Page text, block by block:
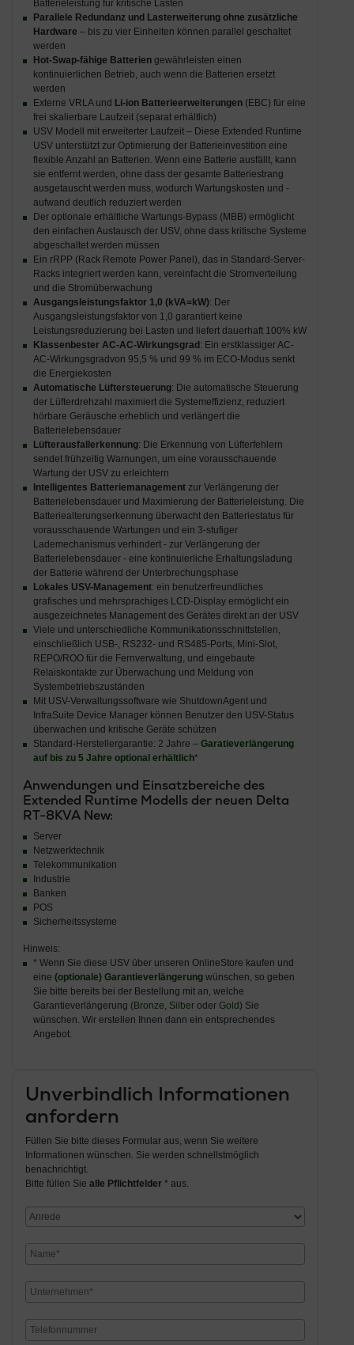
Batterieleistung für kritische Lasten
Parallele Redundanz und Lasterweiterung ohne zusätzliche
Hardware – bis zu vier Einheiten können parallel geschaltet
werden
Hot-Swap-fähige Batteriengewährleisten einen
kontinuierlichen Betrieb, auch wenn die Batterien ersetzt
werden
Externe VRLA und Li-ion Batterieerweiterungen(EBC) für eine
frei skalierbare Laufzeit (separat erhältlich)
USV Modell mit erweiterter Laufzeit – Diese Extended Runtime
USV unterstützt zur Optimierung der Batterieinvestition eine
flexible Anzahl an Batterien. Wenn eine Batterie ausfällt, kann
sie entfernt werden, ohne dass der gesamte Batteriestrang
ausgetauscht werden muss, wodurch Wartungskosten und -
aufwand deutlich reduziert werden
Der optionale erhältliche Wartungs-Bypass (MBB) ermöglicht
den einfachen Austausch der USV, ohne dass kritische Systeme
abgeschaltet werden müssen
Ein rRPP (Rack Remote Power Panel), das in Standard-Server-
Racks integriert werden kann, vereinfacht die Stromverteilung
und die Stromüberwachung
Ausgangsleistungsfaktor 1,0 (kVA=kW): Der
Ausgangsleistungsfaktor von 1,0 garantiert keine
Leistungsreduzierung bei Lasten und liefert dauerhaft 100% kW
Klassenbester AC-AC-Wirkungsgrad : Ein erstklassiger AC-
AC-Wirkungsgradvon 95,5 % und 99 % im ECO-Modus senkt
die Energiekosten
Automatische Lüftersteuerung: Die automatische Steuerung
der Lüfterdrehzahl maximiert die Systemeffizienz, reduziert
hörbare Geräusche erheblich und verlängert die
Batterielebensdauer
Lüfterausfallerkennung: Die Erkennung von Lüfterfehlern
sendet frühzeitig Warnungen, um eine vorausschauende
Wartung der USV zu erleichtern
Intelligentes Batteriemanagementzur Verlängerung der
Batterielebensdauer und Maximierung der Batterieleistung. Die
Batteriealterungserkennung überwacht den Batteriestatus für
vorausschauende Wartungen und ein 3-stufiger
Lademechanismus verhindert - zur Verlängerung der
Batterielebensdauer - eine kontinuierliche Erhaltungsladung
der Batterie während der Unterbrechungsphase
Lokales USV-Management: ein benutzerfreundliches
grafisches und mehrsprachiges LCD-Display ermöglicht ein
ausgezeichnetes Management des Gerätes direkt an der USV
Viele und unterschiedliche Kommunikationsschnittstellen,
einschließlich USB-, RS232- und RS485-Ports, Mini-Slot,
REPO/ROO für die Fernverwaltung, und eingebaute
Relaiskontakte zur Überwachung und Meldung von
Systembetriebszuständen
Mit USV-Verwaltungssoftware wie ShutdownAgent und
InfraSuite Device Manager können Benutzer den USV-Status
überwachen und kritische Geräte schützen
Standard-Herstellergarantie: 2 Jahre – Garatieverlängerung
auf bis zu 5 Jahre optional erhältlich*
Anwendungen und Einsatzbereiche des
Extended Runtime Modells der neuen Delta
RT-8KVA New:
Server
Netzwerktechnik
Telekommunikation
Industrie
Banken
POS
Sicherheitssysteme
Hinweis:
* Wenn Sie diese USV über unseren OnlineStore kaufen und
eine (optionale) Garantieverlängerungwünschen, so geben
Sie bitte bereits bei der Bestellung mit an, welche
Garantieverlängerung (Bronze, Silberoder Gold) Sie
wünschen. Wir erstellen Ihnen dann ein entsprechendes
Angebot.
Unverbindlich Informationen
anfordern
Füllen Sie bitte dieses Formular aus, wenn Sie weitere
Informationen wünschen. Sie werden schnellstmöglich
benachrichtigt.
Bitte füllen Sie alle Pflichtfelder * aus.